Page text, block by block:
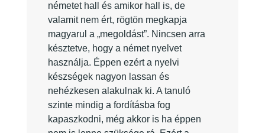
németet hall és amikor hall is, de
valamit nem ért, rögtön megkapja
magyarul a „megoldást”. Nincsen arra
késztetve, hogy a német nyelvet
használja. Éppen ezért a nyelvi
készségek nagyon lassan és
nehézkesen alakulnak ki. A tanuló
szinte mindig a fordításba fog
kapaszkodni, még akkor is ha éppen